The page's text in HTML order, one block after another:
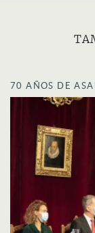
70 AÑOS DE